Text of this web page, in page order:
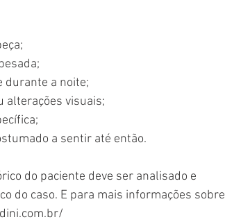
durante a noite;
alterações visuais;
a sentir até então.
do paciente deve ser analisado e
do caso. E para mais informações sobre